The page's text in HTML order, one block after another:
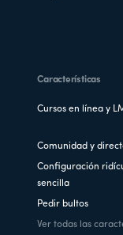
Características
Cursos en línea y
Comunidad y
Configuración
sencilla
Pedir bultos
Ver todas las